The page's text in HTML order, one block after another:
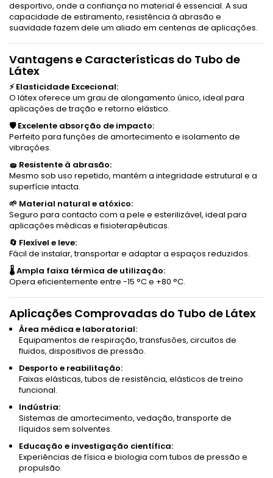
desportivo, onde a confiança no material é essencial. A sua
capacidade de estiramento, resistência à abrasão e
suavidade fazem dele um aliado em centenas de aplicações.
Vantagens e Características do Tubo de
Látex
⚡ Elasticidade Excecional:
O látex oferece um grau de alongamento único, ideal para
aplicações de tração e retorno elástico.
🛡️ Excelente absorção de impacto:
Perfeito para funções de amortecimento e isolamento de
vibrações.
🧽 Resistente à abrasão:
Mesmo sob uso repetido, mantém a integridade estrutural e a
superfície intacta.
🌱 Material natural e atóxico:
Seguro para contacto com a pele e esterilizável, ideal para
aplicações médicas e fisioterapêuticas.
🔄 Flexível e leve:
Fácil de instalar, transportar e adaptar a espaços reduzidos.
🌡️ Ampla faixa térmica de utilização:
Opera eficientemente entre -15 °C e +80 °C.
Aplicações Comprovadas do Tubo de Látex
Área médica e laboratorial:
Equipamentos de respiração, transfusões, circuitos de
fluidos, dispositivos de pressão.
Desporto e reabilitação:
Faixas elásticas, tubos de resistência, elásticos de treino
funcional.
Indústria:
Sistemas de amortecimento, vedação, transporte de
líquidos sem solventes.
Educação e investigação científica:
Experiências de física e biologia com tubos de pressão e
propulsão.